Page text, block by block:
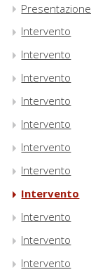
Presentazione
Intervento
Intervento
Intervento
Intervento
Intervento
Intervento
Intervento
Intervento
Intervento
Intervento
Intervento